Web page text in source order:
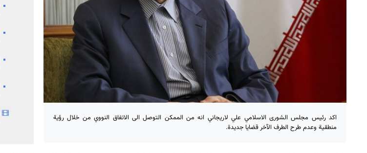
اكد رئيس مجلس الشورى الاسلامي علي لاريجاني انه من الممكن التوصل الى الاتفاق النووي من خلال رؤية
منطقية وعدم طرح الطرف الآخر قضايا جديدة.